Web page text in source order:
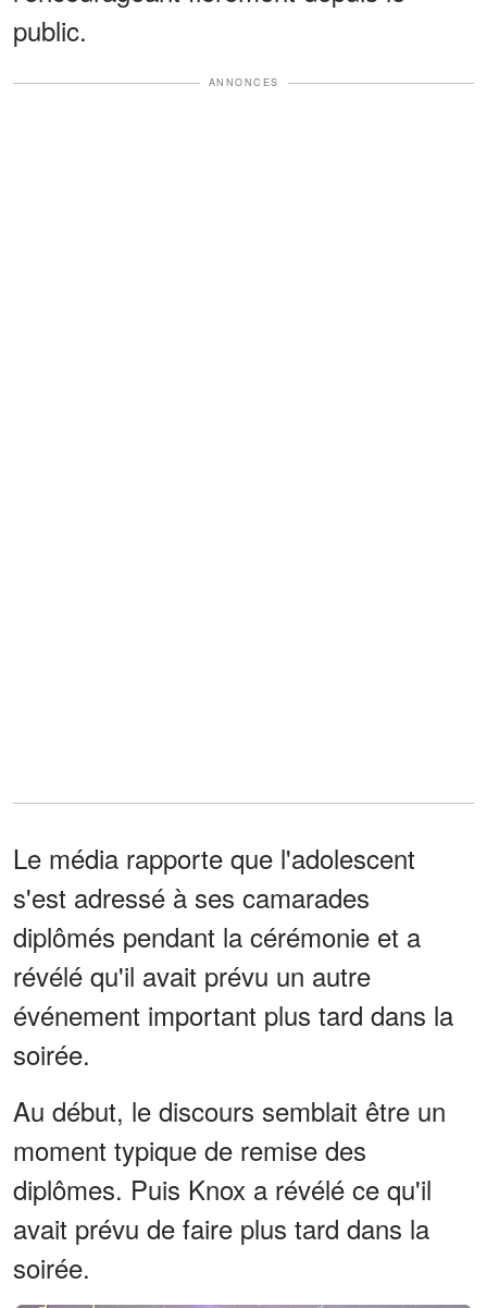
public.
ANNONCES
Le média rapporte que l'adolescent
s'est adressé à ses camarades
diplômés pendant la cérémonie et a
révélé qu'il avait prévu un autre
événement important plus tard dans la
soirée.
Au début, le discours semblait être un
moment typique de remise des
diplômes. Puis Knox a révélé ce qu'il
avait prévu de faire plus tard dans la
soirée.